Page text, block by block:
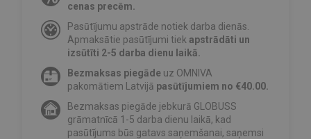
cenas precēm.
Pasūtījumu apstrāde notiek darba dienās.
Apmaksātie pasūtījumi tiek apstrādāti un
izsūtīti 2-5 darba dienu laikā.
Bezmaksas piegāde uz OMNIVA
pakomātiem Latvijā pasūtījumiem no €40.00.
Bezmaksas piegāde jebkurā GLOBUSS
grāmatnīcā 1-5 darba dienu laikā, kad
pasūtījums būs gatavs saņemšanai, saņemsi